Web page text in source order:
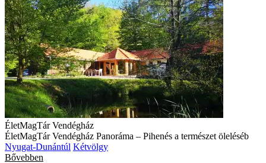
ÉletMagTár Vendégház
ÉletMagTár Vendégház Panoráma – Pihenés a természet öleléséb
Nyugat-Dunántúl Kétvölgy
Bővebben